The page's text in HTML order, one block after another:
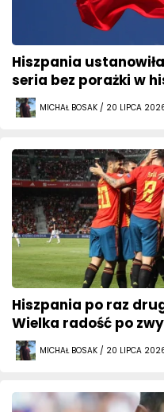
Hiszpania
seria bez porażki w
MICHAŁ BOSAK / 20 LIPCA
Hiszpania po raz
Wielka radość po
MICHAŁ BOSAK / 20 LIPCA